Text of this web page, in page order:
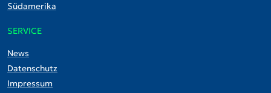
Südamerika
SERVICE
News
Datenschutz
Impressum